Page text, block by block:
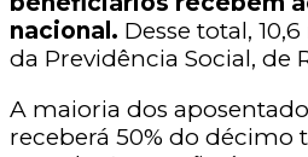
nacional. Desse total,
da Previdência Social, de
A maioria dos
receberá 50% do décimo